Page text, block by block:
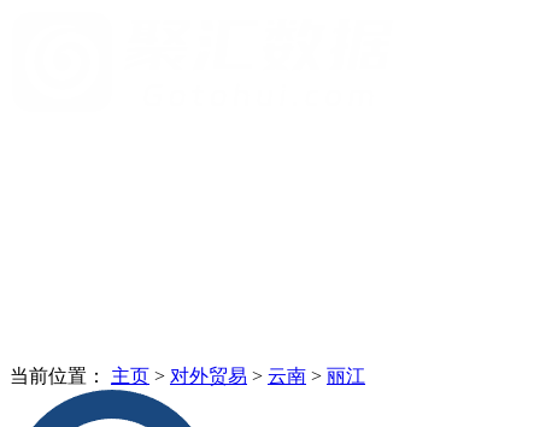
当前位置： 主页 > 对外贸易 > 云南 > 丽江